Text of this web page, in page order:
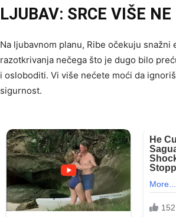
LJUBAV: SRCE VIŠE
Na ljubavnom planu, Ribe očekuju
razotkrivanja nečega što je dugo bilo
i osloboditi. Vi više nećete moći da
sigurnost.